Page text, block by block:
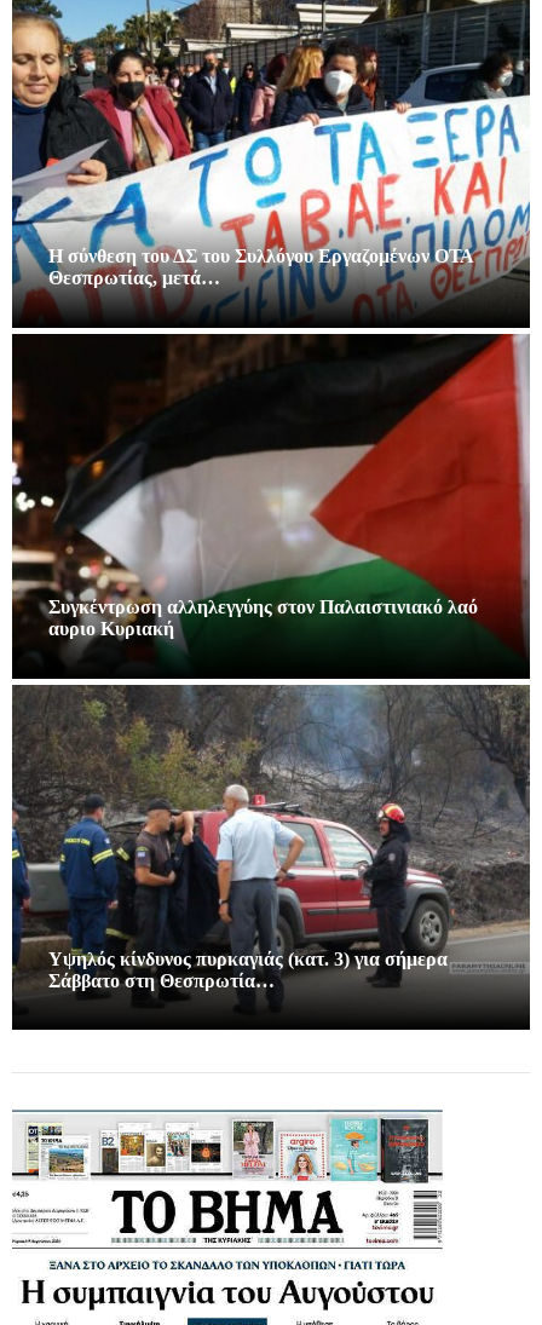
Η σύνθεση του ΔΣ του Συλλόγου Εργαζομένων ΟΤΑ
Θεσπρωτίας, μετά…
Συγκέντρωση αλληλεγγύης στον Παλαιστινιακό λαό
αυριο Κυριακή
Υψηλός κίνδυνος πυρκαγιάς (κατ. 3) για σήμερα
Σάββατο στη Θεσπρωτία…